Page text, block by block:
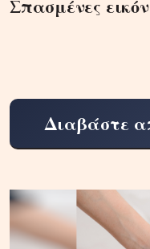
Σπασμένες
Διαβάστε